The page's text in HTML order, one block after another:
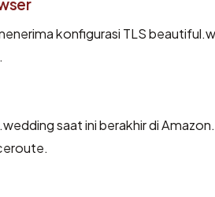
konfigurasi TLS
saat ini berakhir di